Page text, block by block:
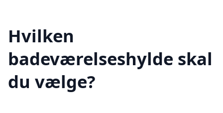
Hvilken
badeværelseshylde skal
du vælge?